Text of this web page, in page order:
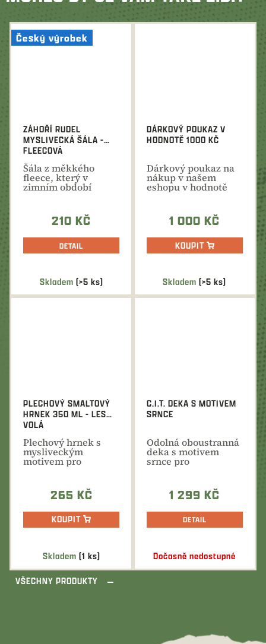
Český výrobek
Skladem (>5 ks)
ZÁHOŘÍ RUDEL
MYSLIVECKÁ ŠÁLA -
FLEECOVÁ
​Šála z měkkého
fleece, který v
zimním období
210 KČ
DETAIL
Skladem(>5 ks)
DÁRKOVÝ POUKAZ V
HODNOTĚ 1000 KČ
Dárkový poukaz na
nákup v našem
eshopu v hodnotě
1000 Kč. Ideální
1 000 KČ
KOUPIT
Skladem (1 ks)
PLECHOVÝ SMALTOVÝ
HRNEK 350 ML - LES
VOLÁ
Plechový hrnek s
mysliveckým
motivem pro
všechny milovníky
265 KČ
KOUPIT
Dočasně nedostupné
C.I.T. DEKA S MOTIVEM
SRNCE
Odolná oboustranná
deka s motivem
srnce pro
každodenní použití.
1 299 KČ
DETAIL
VŠECHNY PRODUKTY